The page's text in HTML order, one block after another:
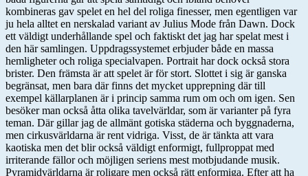
kombineras gav spelet en hel del roliga finesser, men egentligen var
ju hela alltet en nerskalad variant av Julius Mode från Dawn. Dock
ett väldigt underhållande spel och faktiskt det jag har spelat mest i
den här samlingen. Uppdragssystemet erbjuder både en massa
hemligheter och roliga specialvapen. Portrait har dock också stora
brister. Den främsta är att spelet är för stort. Slottet i sig är ganska
begränsat, men bara där finns det mycket upprepning där till
exempel källarplanen är i princip samma rum om och om igen. Sen
besöker man också åtta olika tavelvärldar, som är varianter på fyra
teman. Där gillar jag de allmänt gotiska städerna och byggnaderna,
men cirkusvärldarna är rent vidriga. Visst, de är tänkta att vara
kaotiska men det blir också väldigt enformigt, fullproppat med
irriterande fällor och möjligen seriens mest motbjudande musik.
Pyramidvärldarna är roligare men också rätt enformiga. Efter att ha